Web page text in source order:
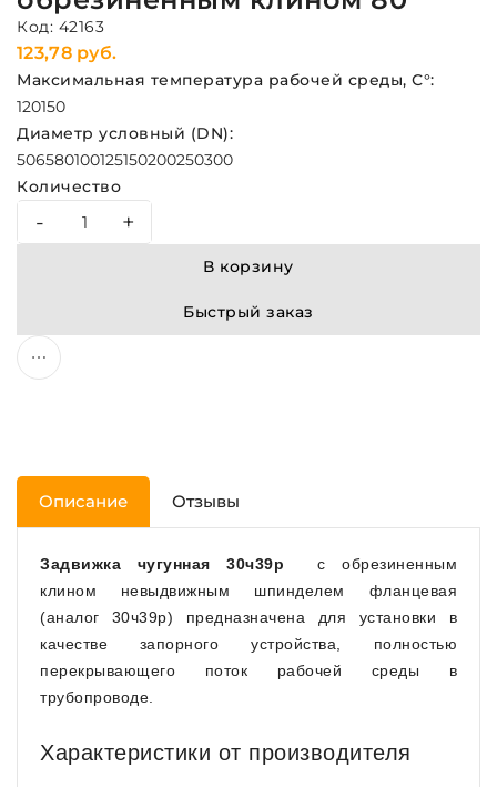
Код: 42163
123,78 руб.
Максимальная температура рабочей среды, С°:
120150
Диаметр условный (DN):
506580100125150200250300
Количество
- +
В корзину
Быстрый заказ
Описание Отзывы
Задвижка чугунная 30ч39р с обрезиненным
клином невыдвижным шпинделем фланцевая
(аналог 30ч39р) предназначена для установки в
качестве запорного устройства, полностью
перекрывающего поток рабочей среды в
трубопроводе.
Характеристики от производителя